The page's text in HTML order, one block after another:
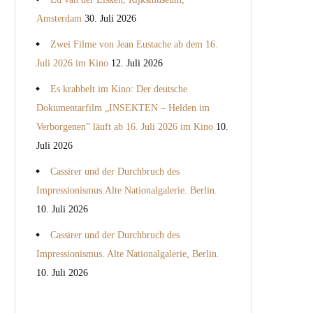
Amsterdam 30. Juli 2026
Zwei Filme von Jean Eustache ab dem 16.
Juli 2026 im Kino 12. Juli 2026
Es krabbelt im Kino: Der deutsche
Dokumentarfilm „INSEKTEN – Helden im
Verborgenen” läuft ab 16. Juli 2026 im Kino 10.
Juli 2026
Cassirer und der Durchbruch des
Impressionismus.Alte Nationalgalerie. Berlin.
10. Juli 2026
Cassirer und der Durchbruch des
Impressionismus. Alte Nationalgalerie, Berlin.
10. Juli 2026